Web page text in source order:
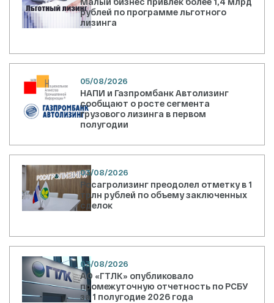
рублей по программе льготного
лизинга
05/08/2026
НАПИ и Газпромбанк Автолизинг
сообщают о росте сегмента
грузового лизинга в первом
полугодии
03/08/2026
Росагролизинг преодолел отметку в 1
трлн рублей по объему заключенных
сделок
03/08/2026
АО «ГТЛК» опубликовало
промежуточную отчетность по РСБУ
за 1 полугодие 2026 года